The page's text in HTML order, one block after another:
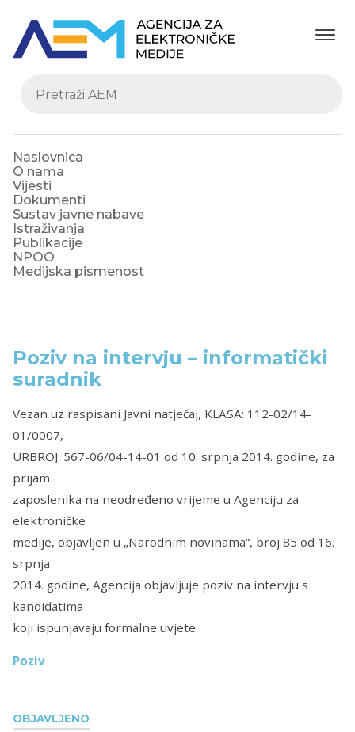
Naslovnica
O nama
Vijesti
Dokumenti
Sustav javne nabave
Istraživanja
Publikacije
NPOO
Medijska pismenost
OBJAVLJENO
Poziv na intervju – informatički
suradnik
Vezan uz raspisani Javni natječaj, KLASA: 112-02/14-
01/0007,
URBROJ: 567-06/04-14-01 od 10. srpnja 2014. godine, za
prijam
zaposlenika na neodređeno vrijeme u Agenciju za
elektroničke
medije, objavljen u „Narodnim novinama“, broj 85 od 16.
srpnja
2014. godine, Agencija objavljuje poziv na intervju s
kandidatima
koji ispunjavaju formalne uvjete.
Poziv